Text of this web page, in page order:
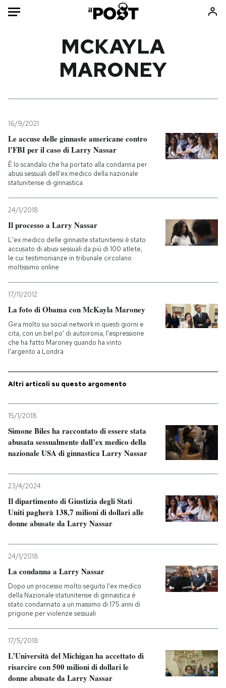
Mondo
Tecnologia
Internet
Cultura
Economia
Libri
Ok Boomer!
Europa
PODCAST
NEWSLETTER
I MIEI PREFERITI
SHOP
CALENDARIO
AREA PERSONALE
Entra
MCKAYLA
MARONEY
16/9/2021
Le accuse delle ginnaste americane contro
l’FBI per il caso di Larry Nassar
È lo scandalo che ha portato alla condanna per
abusi sessuali dell'ex medico della nazionale
statunitense di ginnastica
24/1/2018
Il processo a Larry Nassar
L'ex medico delle ginnaste statunitensi è stato
accusato di abusi sessuali da più di 100 atlete,
le cui testimonianze in tribunale circolano
moltissimo online
17/11/2012
La foto di Obama con McKayla Maroney
Gira molto sui social network in questi giorni e
cita, con un bel po' di autoironia, l'espressione
che ha fatto Maroney quando ha vinto
l'argento a Londra
Altri articoli su questo argomento
15/1/2018
Simone Biles ha raccontato di essere stata
abusata sessualmente dall’ex medico della
nazionale USA di ginnastica Larry Nassar
23/4/2024
Il dipartimento di Giustizia degli Stati
Uniti pagherà 138,7 milioni di dollari alle
donne abusate da Larry Nassar
24/1/2018
La condanna a Larry Nassar
Dopo un processo molto seguito l'ex medico
della Nazionale statunitense di ginnastica è
stato condannato a un massimo di 175 anni di
prigione per violenze sessuali
17/5/2018
L’Università del Michigan ha accettato di
risarcire con 500 milioni di dollari le
donne abusate da Larry Nassar